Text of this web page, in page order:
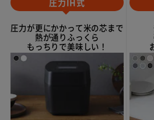
圧力が更にかかって米の芯まで
熱が通りふっくら
もっちりで美味しい！